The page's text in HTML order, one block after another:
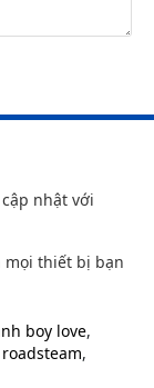
nhật với
mọi thiết bị bạn
boy love,
roadsteam,